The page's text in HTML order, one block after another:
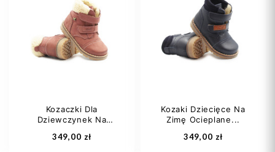
21
23
24
Dodaj do koszyka
32
Dodaj do koszyka
Kozaczki Dla
Dziewczynek Na
349,00 zł
Kozaki Dziecięce Na
Zimę Ocieplane...
349,00 zł